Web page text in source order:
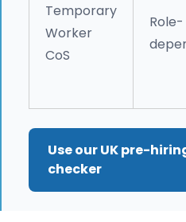
Temporary
Worker
CoS
Role-
Use our UK pre-
checker